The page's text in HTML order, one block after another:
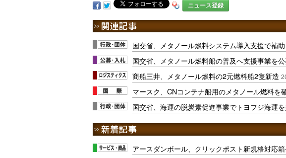
ニュース登録
国交省、メタノール燃料システム導入支援で補助
国交省、メタノール燃料船の普及へ支援事業を
商船三井、メタノール燃料の2元燃料船2隻新造
マースク、CNコンテナ船用のメタノール燃料を
国交省、海運の脱炭素促進事業でトヨフジ海運
アースダンボール、クリックポスト新規格対応